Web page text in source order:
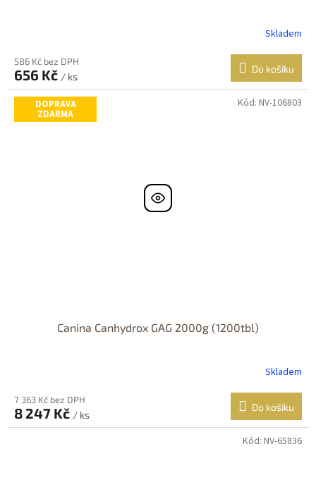
Skladem
586 Kč bez DPH
656 Kč / ks
Do košíku
DOPRAVA
ZDARMA
Canina Canhydrox GAG 2000g (1200tbl)
Skladem
7 363 Kč bez DPH
8 247 Kč / ks
Do košíku
Kód: NV-106803
Kód: NV-65836